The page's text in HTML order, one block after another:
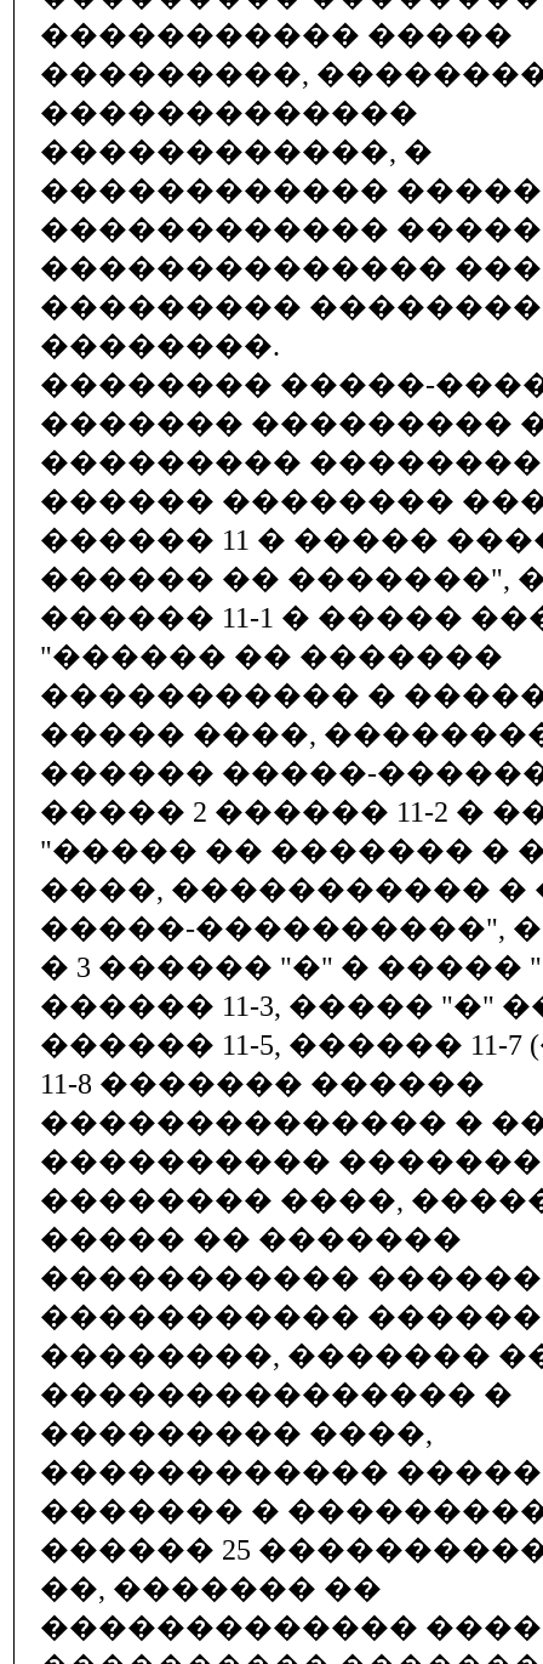
����������� �����
���������,
�������������
������������, �
������������
������������
��������������
��������� ��������
��������.
�������� �����-
������� ���������
���������
������ ��������
������ 11 � ����� ����
������ �� �������",
������ 11-1 � �����
"������ �� �������
����������� �
����� ����,
������ �����-
����� 2 ������ 11-2 �
"����� �� ������� �
����, ����������� �
�����-����������",
� 3 ������ "�" � �����
������ 11-3, ����� "�"
������ 11-5, ������ 11-
11-8 ������� ������
�������������� �
���������� �������
�������� ����,
����� �� �������
�����������
�����������
��������, �������
��������������� �
��������� ����,
������������
������� �
������ 25
��, ������� ��
�������������